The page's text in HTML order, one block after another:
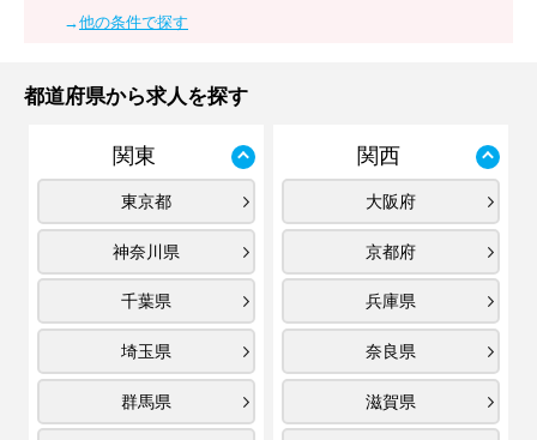
→他の条件で探す
都道府県から求人を探す
関東
東京都
神奈川県
千葉県
埼玉県
群馬県
関西
大阪府
京都府
兵庫県
奈良県
滋賀県